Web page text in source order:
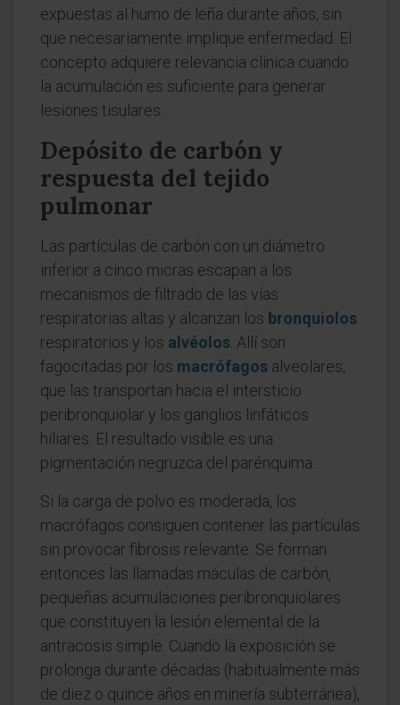
expuestas al humo de leña durante años, sin
que necesariamente implique enfermedad. El
concepto adquiere relevancia clínica cuando
la acumulación es suficiente para generar
lesiones tisulares.
Depósito de carbón y
respuesta del tejido
pulmonar
Las partículas de carbón con un diámetro
inferior a cinco micras escapan a los
mecanismos de filtrado de las vías
respiratorias altas y alcanzan los bronquiolos
respiratorios y los alvéolos . Allí son
fagocitadas por los macrófagos alveolares,
que las transportan hacia el intersticio
peribronquiolar y los ganglios linfáticos
hiliares. El resultado visible es una
pigmentación negruzca del parénquima.
Si la carga de polvo es moderada, los
macrófagos consiguen contener las partículas
sin provocar fibrosis relevante. Se forman
entonces las llamadas máculas de carbón,
pequeñas acumulaciones peribronquiolares
que constituyen la lesión elemental de la
antracosis simple. Cuando la exposición se
prolonga durante décadas (habitualmente más
de diez o quince años en minería subterránea),